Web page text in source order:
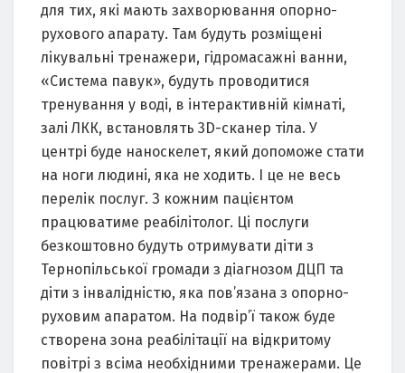
для тих, які мають захворювання опорно-
рухового апарату. Там будуть розміщені
лікувальні тренажери, гідромасажні ванни,
«Система павук», будуть проводитися
тренування у воді, в інтерактивній кімнаті,
залі ЛКК, встановлять 3D-сканер тіла. У
центрі буде наноскелет, який допоможе стати
на ноги людині, яка не ходить. І це не весь
перелік послуг. З кожним пацієнтом
працюватиме реабілітолог. Ці послуги
безкоштовно будуть отримувати діти з
Тернопільської громади з діагнозом ДЦП та
діти з інвалідністю, яка пов’язана з опорно-
руховим апаратом. На подвір’ї також буде
створена зона реабілітації на відкритому
повітрі з всіма необхідними тренажерами. Це